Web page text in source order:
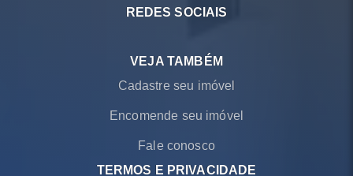
REDES SOCIAIS
VEJA TAMBÉM
Cadastre seu imóvel
Encomende seu imóvel
Fale conosco
TERMOS E PRIVACIDADE